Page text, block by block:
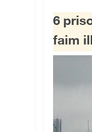
6
faim